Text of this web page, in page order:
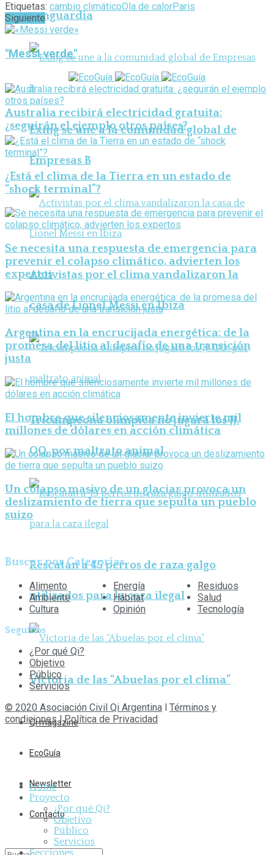
vanguardia
Exing se une a la comunidad global de
Empresas B
Activistas por el clima vandalizaron la
casa de Lionel Messi en Ibiza
Tricampeona olímpica no jugará los JJ.
OO. por maltrato animal
Rescatan a 45 perros de raza galgo
utilizados para la caza ilegal
Victoria de las “Abuelas por el clima”
Qi magazine
EcoGuía
Newsletter
Contacto
Etiquetas: cambio climáticoOla de calorParis
Siguiente
"Messi verde"
Australia recibirá electricidad gratuita:
¿seguirán el ejemplo otros países?
¿Está el clima de la Tierra en un estado de
“shock terminal”?
Se necesita una respuesta de emergencia para
prevenir el colapso climático, advierten los
expertos
Argentina en la encrucijada energética: de la
promesa del litio al desafío de una transición
justa
El hombre que silenciosamente invierte mil
millones de dólares en acción climática
Un colapso masivo de un glaciar provoca un
deslizamiento de tierra que sepulta un pueblo
suizo
Buscar por Categorías
Alimento
Ambiente
Cultura
Energía
Hábitat
Opinión
Residuos
Salud
Tecnología
Seguinos
¿Por qué Qi?
Objetivo
Público
Servicios
© 2020 Asociación Civil Qi Argentina l Términos y
condicioneslPolítica de Privacidad
Home
Proyecto
¿Por qué Qi?
Objetivo
Público
Servicios
Secciones